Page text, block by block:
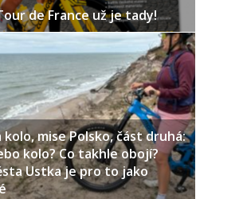
de France už je tady!
kolo, mise Polsko, část druhá:
kolo? Co takhle obojí?
Ustka je pro to jako